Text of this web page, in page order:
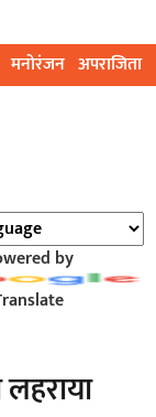
मनोरंजन अपराजिता
by